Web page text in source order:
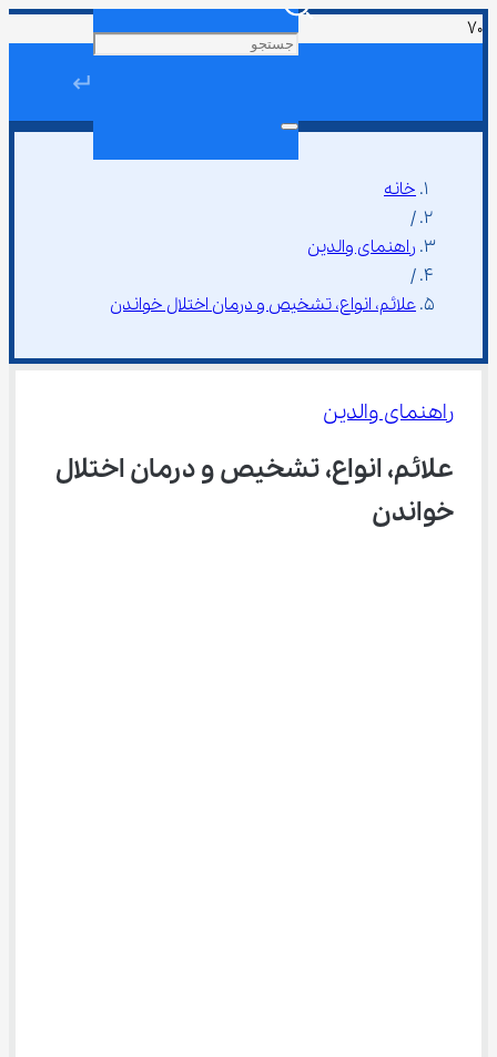
↵
خانه
/
راهنمای والدین
/
علائم، انواع، تشخیص و درمان اختلال خواندن
راهنمای والدین
علائم، انواع، تشخیص و درمان اختلال
خواندن